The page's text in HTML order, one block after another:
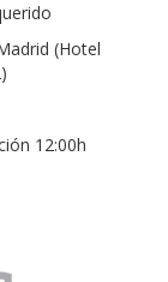
(Hotel
12:00h